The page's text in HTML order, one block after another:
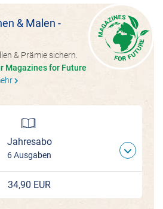
& Malen -
& Prämie sichern.
Magazines for Future
chevron_right
Jahresabo
6 Ausgaben
34,90 EUR